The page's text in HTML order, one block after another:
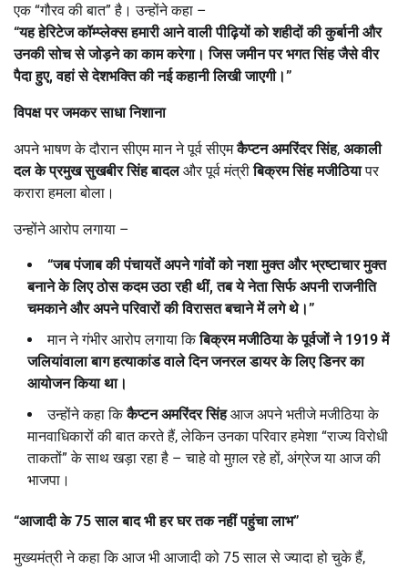
एक “गौरव की बात” है। उन्होंने कहा –
“यह हेरिटेज कॉम्प्लेक्स हमारी आने वाली पीढ़ियों को शहीदों की कुर्बानी और
उनकी सोच से जोड़ने का काम करेगा। जिस जमीन पर भगत सिंह जैसे वीर
पैदा हुए,वहां से देशभक्ति की नई कहानी लिखी जाएगी।”
विपक्ष पर जमकर साधा निशाना
अपने भाषण के दौरान सीएम मान ने पूर्व सीएमकैप्टन अमरिंदर सिंह, अकाली
दल के प्रमुख सुखबीर सिंह बादलऔर पूर्व मंत्रीबिक्रम सिंह मजीठियापर
करारा हमला बोला।
उन्होंने आरोप लगाया –
“जब पंजाब की पंचायतें अपने गांवों को नशा मुक्त और भ्रष्टाचार मुक्त
बनाने के लिए ठोस कदम उठा रही थीं,तब ये नेता सिर्फ अपनी राजनीति
चमकाने और अपने परिवारों की विरासत बचाने में लगे थे।”
मान ने गंभीर आरोप लगाया किबिक्रम मजीठिया के पूर्वजों ने 1919में
जलियांवाला बाग हत्याकांड वाले दिन जनरल डायर के लिए डिनर का
आयोजन किया था।
उन्होंने कहा किकैप्टन अमरिंदर सिंहआज अपने भतीजे मजीठिया के
मानवाधिकारों की बात करते हैं, लेकिन उनका परिवार हमेशा “राज्य विरोधी
ताकतों” के साथ खड़ा रहा है – चाहे वो मुग़ल रहे हों, अंग्रेज या आज की
भाजपा।
“आजादी के75साल बाद भी हर घर तक नहीं पहुंचा लाभ”
मुख्यमंत्री ने कहा कि आज भी आजादी को 75 साल से ज्यादा हो चुके हैं,